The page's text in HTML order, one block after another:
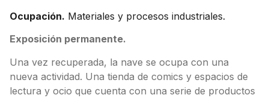
Ocupación. Materiales y procesos industriales.
Exposición permanente.
Una vez recuperada, la nave se ocupa con una
nueva actividad. Una tienda de comics y espacios de
lectura y ocio que cuenta con una serie de productos